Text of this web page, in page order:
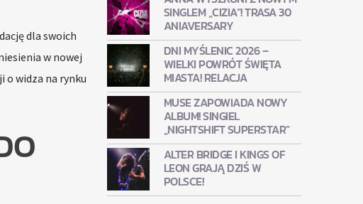
dla swoich
w nowej
o widza na rynku
SINGLEM „CIZIA”! TRASA 30
ANIAVERSARY
DNI MYŚLENIC 2026 –
WIELKI POWRÓT ŚWIĘTA
MIASTA! RELACJA
MUSE ZAPOWIADA NOWY
ALBUM! SINGIEL
„NIGHTSHIFT SUPERSTAR”
ALTER BRIDGE I KINGS OF
LEON GRAJĄ DZIŚ W
POLSCE!